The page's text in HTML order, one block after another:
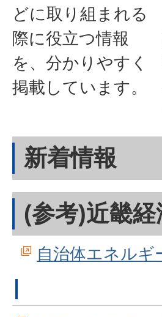
どに取り組まれる
際に役立つ情報
を、分かりやすく
掲載しています。
新着情報
(参考)近畿
自治体エネルギ